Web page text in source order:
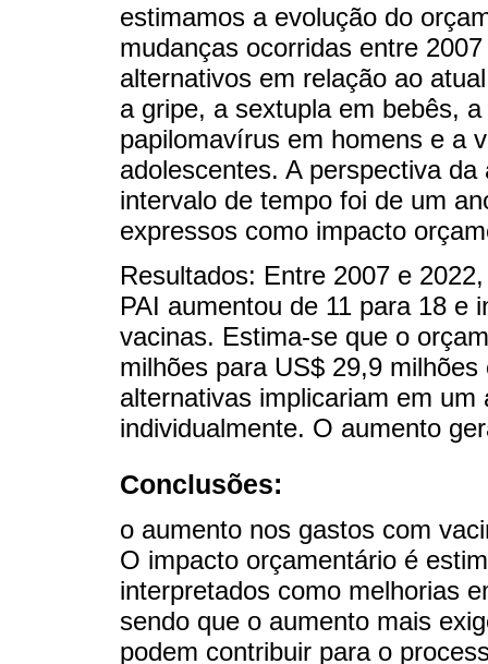
estimamos a evolução do
mudanças ocorridas entre
alternativos em relação ao
a gripe, a sextupla em bebês,
papilomavírus em homens e a
adolescentes. A perspectiva
intervalo de tempo foi de um
expressos como impacto
Resultados: Entre 2007 e
PAI aumentou de 11 para 18 e
vacinas. Estima-se que o
milhões para US$ 29,9
alternativas implicariam em
individualmente. O aumento
Conclusões:
o aumento nos gastos com
O impacto orçamentário é
interpretados como melhorias
sendo que o aumento mais
podem contribuir para o